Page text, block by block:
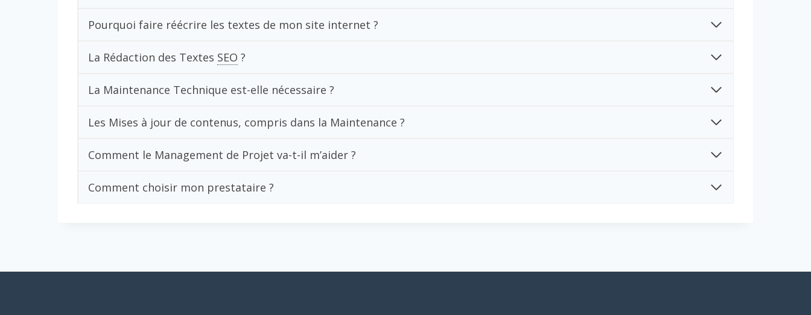
Pourquoi faire réécrire les textes de mon site internet ?
La Rédaction des Textes SEO ?
La Maintenance Technique est-elle nécessaire ?
Les Mises à jour de contenus, compris dans la Maintenance ?
Comment le Management de Projet va-t-il m’aider ?
Comment choisir mon prestataire ?